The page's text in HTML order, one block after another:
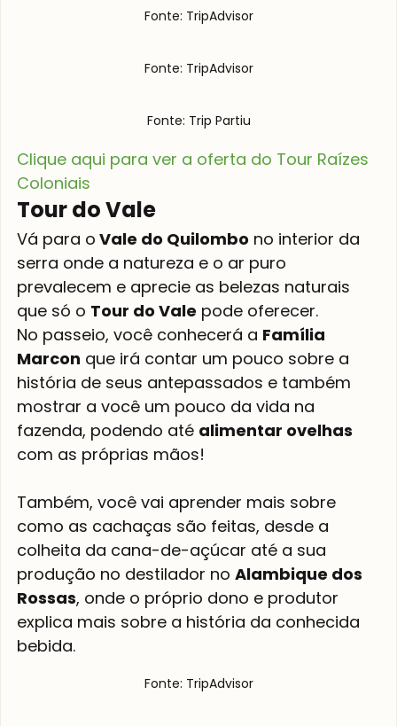
Fonte: TripAdvisor
Fonte: TripAdvisor
Fonte: Trip Partiu
Clique aqui para ver a oferta do Tour Raízes
Coloniais
Tour do Vale
Vá para o Vale do Quilombo no interior da
serra onde a natureza e o ar puro
prevalecem e aprecie as belezas naturais
que só o Tour do Vale pode oferecer.
No passeio, você conhecerá a Família
Marcon que irá contar um pouco sobre a
história de seus antepassados e também
mostrar a você um pouco da vida na
fazenda, podendo até alimentar ovelhas
com as próprias mãos!
Também, você vai aprender mais sobre
como as cachaças são feitas, desde a
colheita da cana-de-açúcar até a sua
produção no destilador no Alambique dos
Rossas, onde o próprio dono e produtor
explica mais sobre a história da conhecida
bebida.
Fonte: TripAdvisor